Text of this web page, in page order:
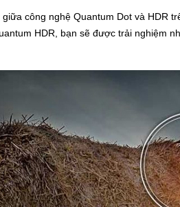
công nghệ Quantum Dot và HDR
HDR, bạn sẽ được trải nghiệm